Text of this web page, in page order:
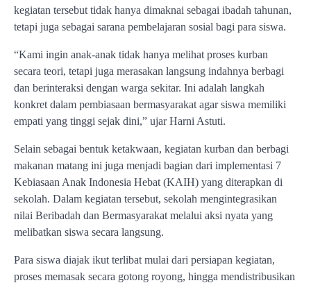
kegiatan tersebut tidak hanya dimaknai sebagai ibadah tahunan,
tetapi juga sebagai sarana pembelajaran sosial bagi para siswa.
“Kami ingin anak-anak tidak hanya melihat proses kurban
secara teori, tetapi juga merasakan langsung indahnya berbagi
dan berinteraksi dengan warga sekitar. Ini adalah langkah
konkret dalam pembiasaan bermasyarakat agar siswa memiliki
empati yang tinggi sejak dini,” ujar Harni Astuti.
Selain sebagai bentuk ketakwaan, kegiatan kurban dan berbagi
makanan matang ini juga menjadi bagian dari implementasi 7
Kebiasaan Anak Indonesia Hebat (KAIH) yang diterapkan di
sekolah. Dalam kegiatan tersebut, sekolah mengintegrasikan
nilai Beribadah dan Bermasyarakat melalui aksi nyata yang
melibatkan siswa secara langsung.
Para siswa diajak ikut terlibat mulai dari persiapan kegiatan,
proses memasak secara gotong royong, hingga mendistribusikan